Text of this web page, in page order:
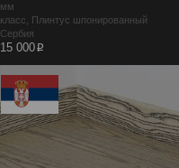
мм
класс, Плинтус шпонированный
Сербия
15 000p